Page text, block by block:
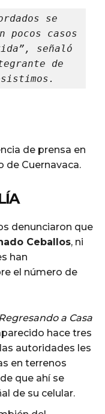
se
pocos casos
.
de prensa en
de Cuernavaca.
denunciaron que
Ceballos, ni
han
el número de
a Casa
hace tres
autoridades les
en terrenos
que ahí se
de su celular.